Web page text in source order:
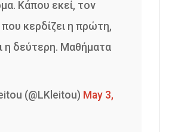
Κάπου εκεί, τον
κερδίζει η πρώτη,
η δεύτερη. Μαθήματα
(@LKleitou) May 3,